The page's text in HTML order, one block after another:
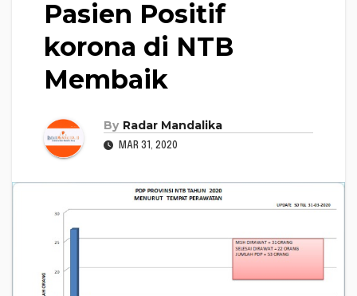
Pasien Positif
korona di NTB
Membaik
By Radar Mandalika
MAR 31, 2020